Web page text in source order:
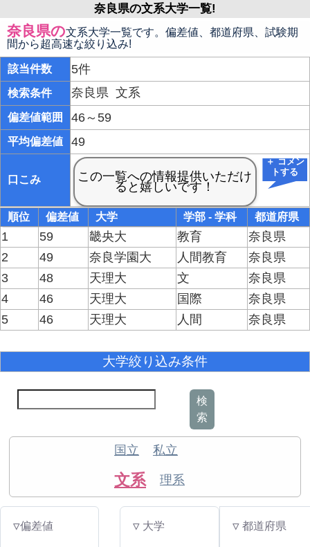
奈良県の文系大学一覧!
奈良県の文系大学一覧です。偏差値、都道府県、試験期
間から超高速な絞り込み!
該当件数 5件
検索条件 奈良県 文系
偏差値範囲 46～59
平均偏差値 49
口こみ
＋ コメン
トする
順位 偏差値 大学 学部 - 学科 都道府県
1 59 畿央大 教育
奈良県
2
49 奈良学園大 人間教育
奈良県
3
48 天理大 文
奈良県
4
46 天理大 国際
奈良県
5
46 天理大 人間 奈良県
大学絞り込み条件
検
索
国立 私立
文系 理系
▽偏差値 ▽ 大学 ▽ 都道府県